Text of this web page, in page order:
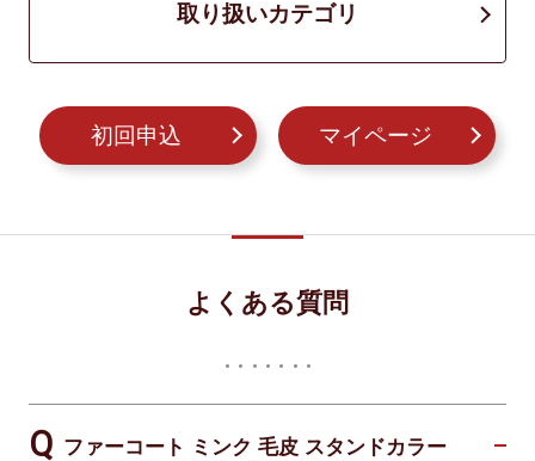
取り扱いカテゴリ
初回申込 マイページ
よくある質問
ファーコート ミンク 毛皮 スタンドカラー